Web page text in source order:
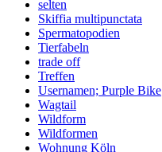
selten
Skiffia multipunctata
Spermatopodien
Tierfabeln
trade off
Treffen
Usernamen; Purple Bike
Wagtail
Wildform
Wildformen
Wohnung Köln